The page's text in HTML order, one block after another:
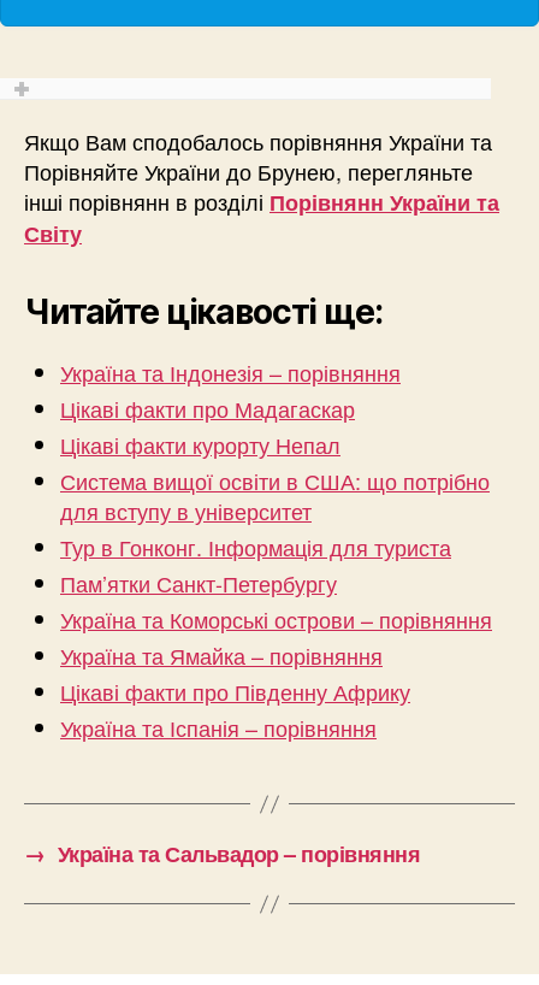
Якщо Вам сподобалось порівняння України та
Порівняйте України до Брунею, перегляньте
інші порівнянн в розділі Порівнянн України та
Світу
Читайте цікавості ще:
Україна та Індонезія – порівняння
Цікаві факти про Мадагаскар
Цікаві факти курорту Непал
Система вищої освіти в США: що потрібно
для вступу в університет
Тур в Гонконг. Інформація для туриста
Пам’ятки Санкт-Петербургу
Україна та Коморські острови – порівняння
Україна та Ямайка – порівняння
Цікаві факти про Південну Африку
Україна та Іспанія – порівняння
→ Україна та Сальвадор – порівняння